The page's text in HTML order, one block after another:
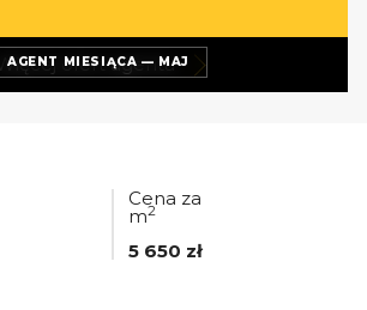
AGENT MIESIĄCA — MAJ
ofertagenta
Cena za
m2
5 650 zł